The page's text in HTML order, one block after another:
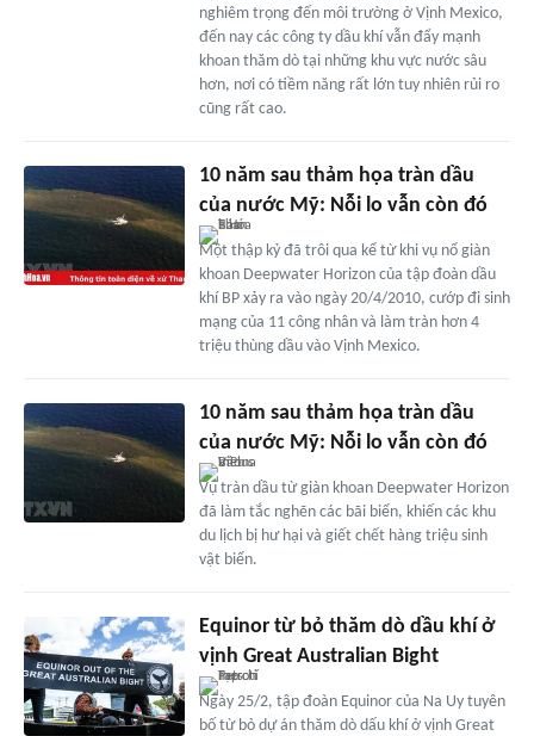
nghiêm trọng đến môi trường ở Vịnh Mexico,
đến nay các công ty dầu khí vẫn đẩy mạnh
khoan thăm dò tại những khu vực nước sâu
hơn, nơi có tiềm năng rất lớn tuy nhiên rủi ro
cũng rất cao.
10 năm sau thảm họa tràn dầu
của nước Mỹ: Nỗi lo vẫn còn đó
Một thập kỷ đã trôi qua kể từ khi vụ nổ giàn
khoan Deepwater Horizon của tập đoàn dầu
khí BP xảy ra vào ngày 20/4/2010, cướp đi sinh
mạng của 11 công nhân và làm tràn hơn 4
triệu thùng dầu vào Vịnh Mexico.
10 năm sau thảm họa tràn dầu
của nước Mỹ: Nỗi lo vẫn còn đó
Vụ tràn dầu từ giàn khoan Deepwater Horizon
đã làm tắc nghẽn các bãi biển, khiến các khu
du lịch bị hư hại và giết chết hàng triệu sinh
vật biển.
Equinor từ bỏ thăm dò dầu khí ở
vịnh Great Australian Bight
Ngày 25/2, tập đoàn Equinor của Na Uy tuyên
bố từ bỏ dự án thăm dò dấu khí ở vịnh Great